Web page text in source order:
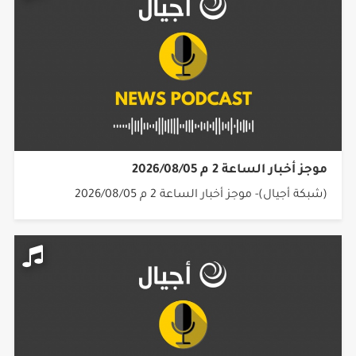
موجز أخبار الساعة 2 م 2026/08/05
(شبكة أجيال)- موجز أخبار الساعة 2 م 2026/08/05